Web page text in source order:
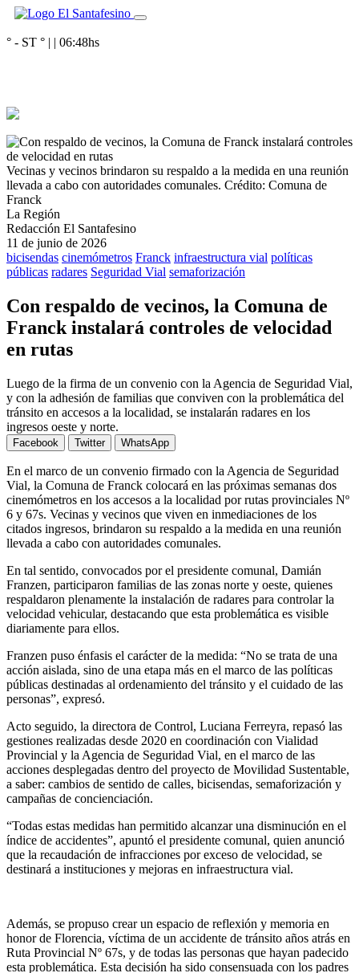
° - ST ° | | 06:48hs
Vecinas y vecinos brindaron su respaldo a la medida en una reunión
llevada a cabo con autoridades comunales. Crédito: Comuna de
Franck
La Región
Redacción El Santafesino
11 de junio de 2026
bicisendas cinemómetros Franck infraestructura vial políticas
públicas radares Seguridad Vial semaforización
Con respaldo de vecinos, la Comuna de
Franck instalará controles de velocidad
en rutas
Luego de la firma de un convenio con la Agencia de Seguridad Vial,
y con la adhesión de familias que conviven con la problemática del
tránsito en accesos a la localidad, se instalarán radares en los
ingresos oeste y norte.
Facebook Twitter WhatsApp
En el marco de un convenio firmado con la Agencia de Seguridad
Vial, la Comuna de Franck colocará en las próximas semanas dos
cinemómetros en los accesos a la localidad por rutas provinciales Nº
6 y 67s. Vecinas y vecinos que viven en inmediaciones de los
citados ingresos, brindaron su respaldo a la medida en una reunión
llevada a cabo con autoridades comunales.
En tal sentido, convocados por el presidente comunal, Damián
Franzen, participaron familias de las zonas norte y oeste, quienes
respaldaron plenamente la instalación de radares para controlar la
velocidad vehicular, destacando que esta problemática es visible
diariamente para ellos.
Franzen puso énfasis el carácter de la medida: “No se trata de una
acción aislada, sino de una etapa más en el marco de las políticas
públicas destinadas al ordenamiento del tránsito y el cuidado de las
personas”, expresó.
Acto seguido, la directora de Control, Luciana Ferreyra, repasó las
gestiones realizadas desde 2020 en coordinación con Vialidad
Provincial y la Agencia de Seguridad Vial, en el marco de las
acciones desplegadas dentro del proyecto de Movilidad Sustentable,
a saber: cambios de sentido de calles, bicisendas, semaforización y
campañas de concienciación.
“Todas estas medidas han permitido alcanzar una disminución en el
índice de accidentes”, apuntó el presidente comunal, quien anunció
que la recaudación de infracciones por exceso de velocidad, se
destinará a instituciones y mejoras en infraestructura vial.
Además, se propuso crear un espacio de reflexión y memoria en
honor de Florencia, víctima de un accidente de tránsito años atrás en
Ruta Provincial Nº 67s, y de todas las personas que hayan padecido
esta problemática. Esta decisión ha sido consensuada con los padres